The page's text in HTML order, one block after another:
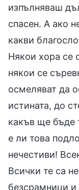
изпълняваш
спасен. А ако
какви
Някои хора се
някои се
осмеляват да
истината, до
какъв ще бъде
е ли това
нечестиви!
Всички те са
безсрамници и